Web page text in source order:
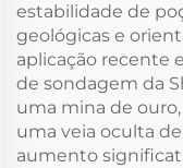
estabilidade de
geológicas e
aplicação recente
de sondagem da
uma mina de
uma veia oculta
aumento